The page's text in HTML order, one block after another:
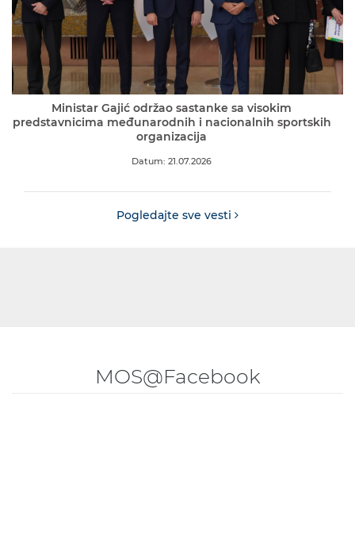
Ministar Gajić održao sastanke sa visokim
predstavnicima međunarodnih i nacionalnih sportskih
organizacija
Datum: 21.07.2026
Pogledajte sve vesti
MOS@Facebook